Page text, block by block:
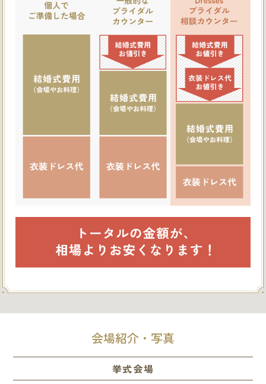
会場紹介・写真
挙式会場